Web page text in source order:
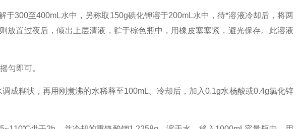
300至400mL水中，另称取150g碘化钾溶于200mL水中，待*溶液冷却后，将两
放置过夜后，倾出上层清液，贮于棕色瓶中，用橡皮塞塞紧，避光保存。此溶液
匀即可。
糊状，再用刚煮沸的水稀释至100mL。冷却后，加入0.1g水杨酸或0.4g氯化锌